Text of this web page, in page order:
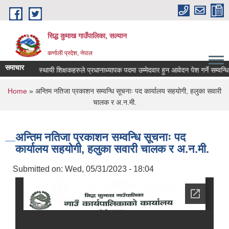
Skip to main content
सिद्ध कुमाख गाउँपालिका, सल्यान
कर्णाली प्रदेश, नेपाल
समाचार
कार्यरत स्थायी शिक्षकहरुले प्रधानाध्यापक पदमा उम्मेदवार हुन आवेदन पेश गर्ने सम्वन्धि
You are here
Home » अन्तिम नतिजा प्रकाशन सम्वन्धि सूचनाः पद कार्यालय सहयोगी, हलुका सवारी
चालक र अ.न.मी.
अन्तिम नतिजा प्रकाशन सम्वन्धि सूचनाः पद
कार्यालय सहयोगी, हलुका सवारी चालक र अ.न.मी.
Submitted on: Wed, 05/31/2023 - 18:04